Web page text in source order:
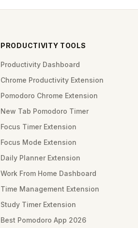
PRODUCTIVITY TOOLS
Productivity Dashboard
Chrome Productivity Extension
Pomodoro Chrome Extension
New Tab Pomodoro Timer
Focus Timer Extension
Focus Mode Extension
Daily Planner Extension
Work From Home Dashboard
Time Management Extension
Study Timer Extension
Best Pomodoro App 2026